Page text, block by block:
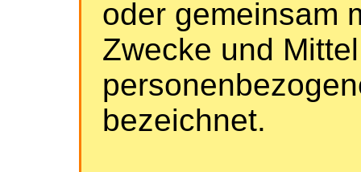
oder gemeinsam
Zwecke und
bezeichnet.